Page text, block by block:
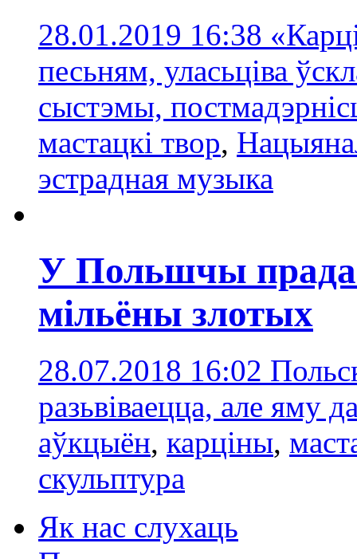
28.01.2019 16:38
песьням, уласьціва
сыстэмы,
мастацкі твор,
эстрадная музыка
У Польшчы
мільёны злотых
28.07.2018 16:02
разьвіваецца, але яму
аўкцыён, карціны,
скульптура
Як нас слухаць